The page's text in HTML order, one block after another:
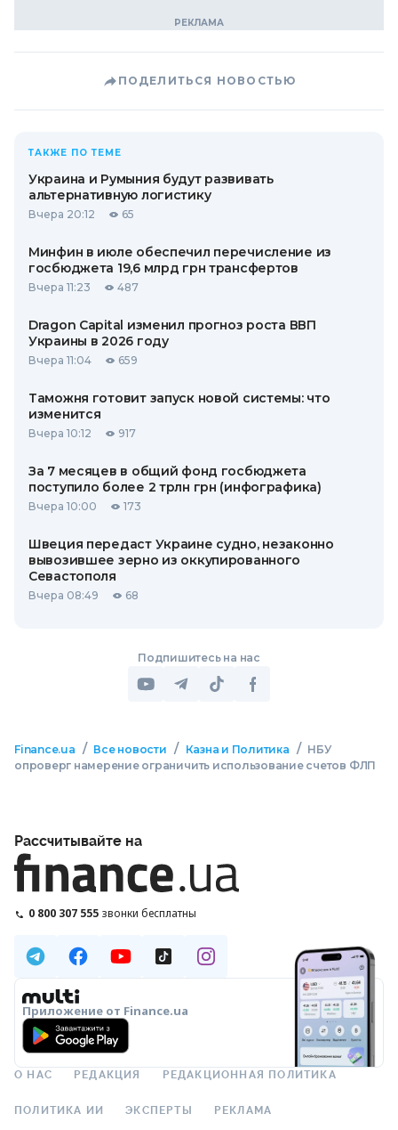
ПОДЕЛИТЬСЯ НОВОСТЬЮ
ТАКЖЕ ПО ТЕМЕ
Украина и Румыния будут развивать
альтернативную логистику
Вчера 20:12 65
Минфин в июле обеспечил перечисление из
госбюджета 19,6 млрд грн трансфертов
Вчера 11:23 487
Dragon Capital изменил прогноз роста ВВП
Украины в 2026 году
Вчера 11:04 659
Таможня готовит запуск новой системы: что
изменится
Вчера 10:12 917
За 7 месяцев в общий фонд госбюджета
поступило более 2 трлн грн (инфографика)
Вчера 10:00 173
Швеция передаст Украине судно, незаконно
вывозившее зерно из оккупированного
Севастополя
Вчера 08:49 68
Подпишитесь на нас
Finance.ua / Все новости / Казна и Политика / НБУ
опроверг намерение ограничить использование счетов ФЛП
Рассчитывайте на
0 800 307 555 звонки бесплатны
Приложение от Finance.ua
О НАС РЕДАКЦИЯ РЕДАКЦИОННАЯ ПОЛИТИКА
ПОЛИТИКА ИИ ЭКСПЕРТЫ РЕКЛАМА